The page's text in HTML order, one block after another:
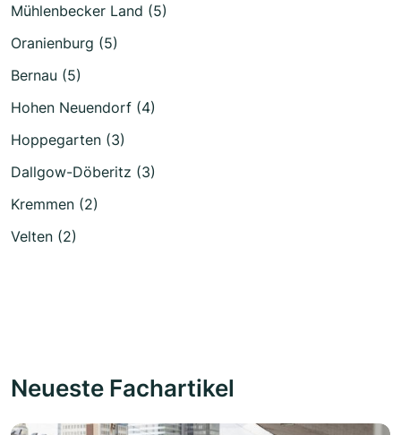
Mühlenbecker Land (5)
Oranienburg (5)
Bernau (5)
Hohen Neuendorf (4)
Hoppegarten (3)
Dallgow-Döberitz (3)
Kremmen (2)
Velten (2)
Neueste Fachartikel